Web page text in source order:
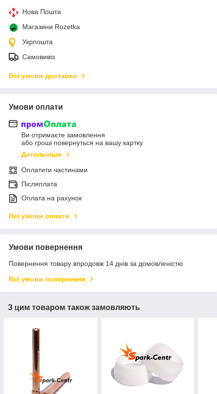
Нова Пошта
Магазини Rozetka
Укрпошта
Самовивіз
Всі умови доставки
Умови оплати
Ви отримаєте замовлення
або гроші повернуться на вашу картку
Детальніше
Оплатити частинами
Післяплата
Оплата на рахунок
Всі умови оплати
Умови повернення
Повернення товару впродовж 14 днів за домовленістю
Всі умови повернення
З цим товаром також замовляють